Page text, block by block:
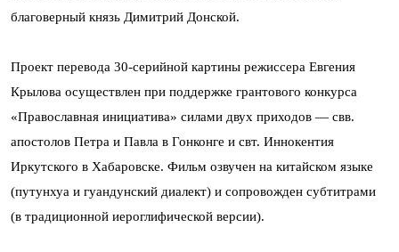
благоверный князь Димитрий Донской.
Проект перевода 30-серийной картины режиссера Евгения
Крылова осуществлен при поддержке грантового конкурса
«Православная инициатива» силами двух приходов — свв.
апостолов Петра и Павла в Гонконге и свт. Иннокентия
Иркутского в Хабаровске. Фильм озвучен на китайском языке
(путунхуа и гуандунский диалект) и сопровожден субтитрами
(в традиционной иероглифической версии).